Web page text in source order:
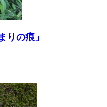
りの痕」